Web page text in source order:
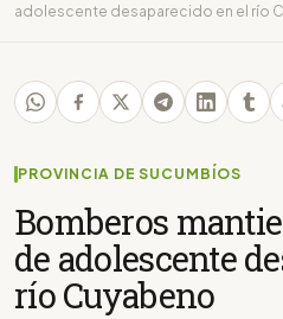
adolescente desaparecido en el río
PROVINCIA DE SUCUMBÍOS
Bomberos
de adolescente
río Cuyabeno